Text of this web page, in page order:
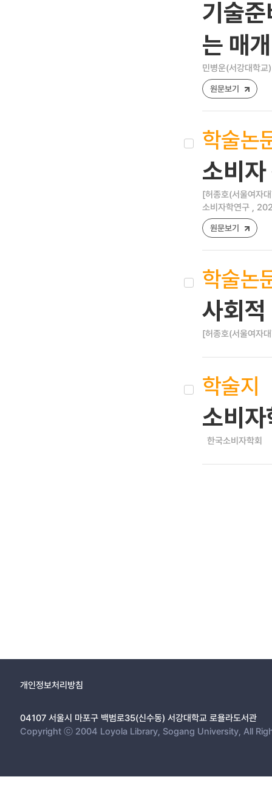
기술
는 매
민병운(서강대학교)
원문보기
학술논
소비
[허종호(서울여자
소비자학연구 ,
원문보기
학술논
사회
[허종호(서울여자
학술지
소비
한국소비자학회
개인정보처리방침
04107 서울시 마포구 백범로35(신수동) 서강대학교 로욜라도서관
Copyright ⓒ 2004 Loyola Library, Sogang University, All